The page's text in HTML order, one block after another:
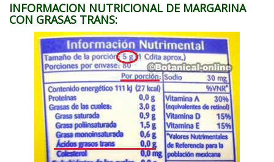
INFORMACION NUTRICIONAL DE MARGARINA
CON GRASAS TRANS: